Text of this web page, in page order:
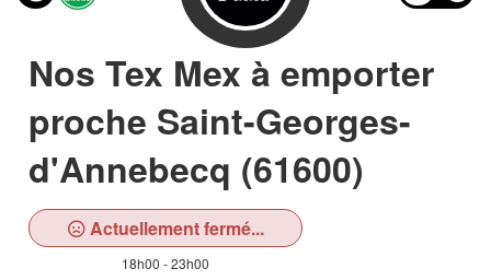
Nos Tex Mex à emporter
proche Saint-Georges-
d'Annebecq (61600)
Actuellement fermé...
18h00 - 23h00